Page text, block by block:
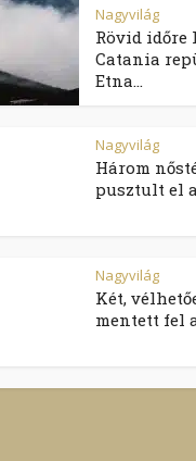
Nagyvilág
Rövid időre
Catania
Etna...
Nagyvilág
Három
pusztult el
Nagyvilág
Két,
mentett fel